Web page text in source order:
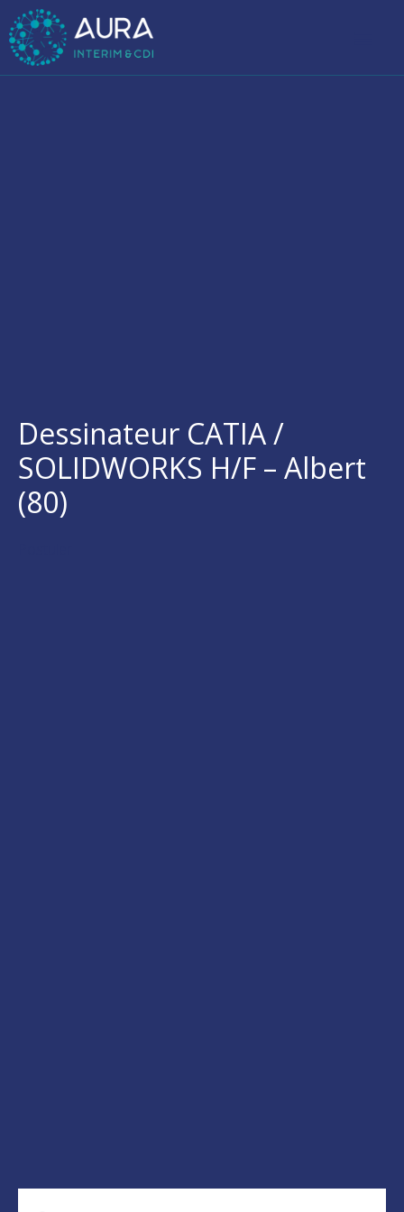
Dessinateur CATIA /
SOLIDWORKS H/F – Albert
(80)